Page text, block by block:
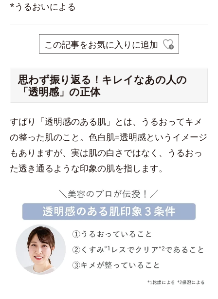
*うるおいによる
この記事をお気に入りに追加
思わず振り返る！キレイなあの人の
「透明感」の正体
すばり「透明感のある肌」とは、うるおってキメ
の整った肌のこと。色白肌=透明感というイメージ
もありますが、実は肌の白さではなく、うるおっ
た透き通るような印象の肌を指します。